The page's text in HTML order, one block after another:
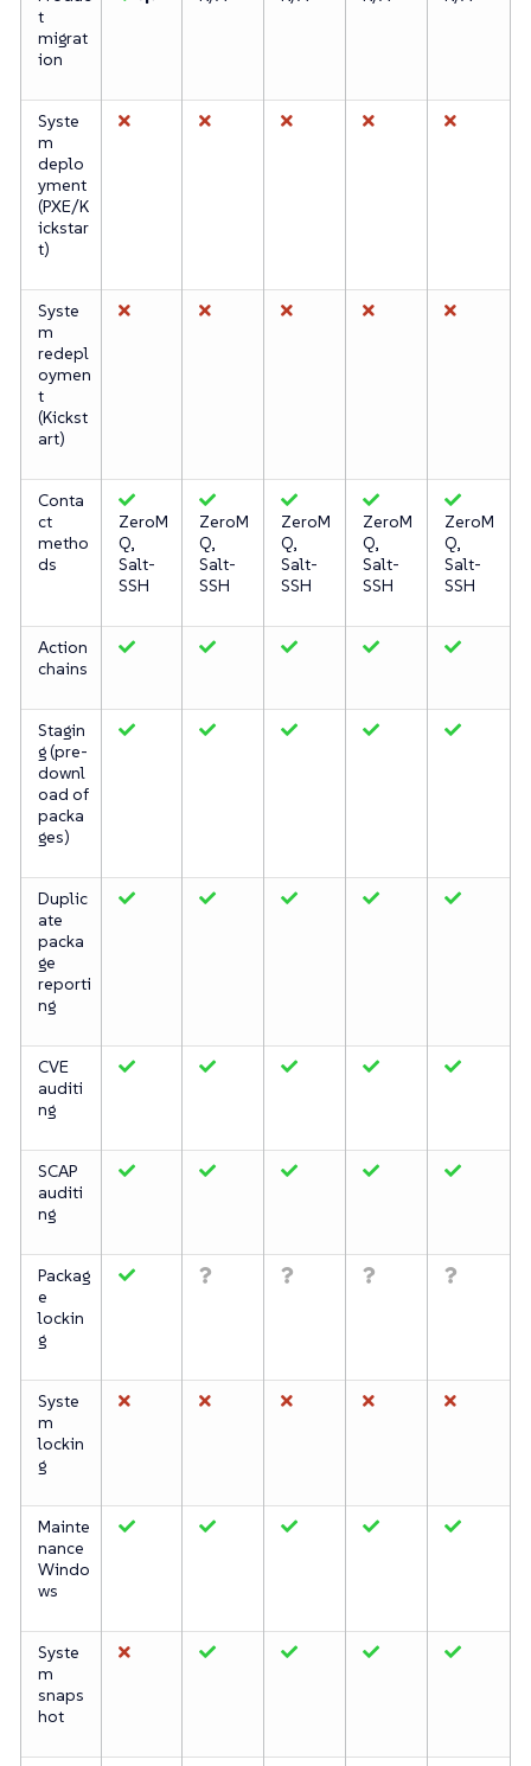
t
migrat
ion
Syste
m
deplo
yment
(PXE/K
ickstar
t)
Syste
m
redepl
oymen
t
(Kickst
art)
Conta
ct
metho
ds
ZeroM
Q,
Salt-
SSH
ZeroM
Q,
Salt-
SSH
ZeroM
Q,
Salt-
SSH
ZeroM
Q,
Salt-
SSH
ZeroM
Q,
Salt-
SSH
Action
chains
Stagin
g (pre-
downl
oad of
packa
ges)
Duplic
ate
packa
ge
reporti
ng
CVE
auditi
ng
SCAP
auditi
ng
Packag
e
lockin
g
Syste
m
lockin
g
Mainte
nance
Windo
ws
Syste
m
snaps
hot